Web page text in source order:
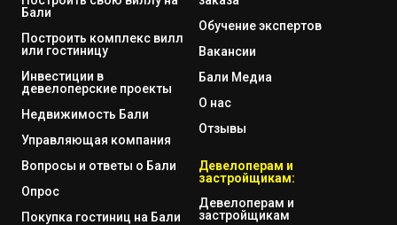
Бали
Построить комплекс вилл
или гостиницу
Инвестиции в
девелоперские проекты
Недвижимость Бали
Управляющая компания
Вопросы и ответы о Бали
Опрос
Покупка гостиниц на Бали
Обучение экспертов
Вакансии
Бали Медиа
О нас
Отзывы
Девелоперам и
застройщикам:
Девелоперам и
застройщикам